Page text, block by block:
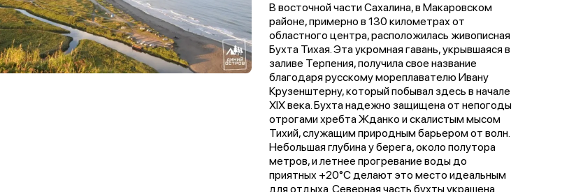
В восточной части Сахалина, в Макаровском
районе, примерно в 130 километрах от
областного центра, расположилась живописная
Бухта Тихая. Эта укромная гавань, укрывшаяся в
заливе Терпения, получила свое название
благодаря русскому мореплавателю Ивану
Крузенштерну, который побывал здесь в начале
XIX века. Бухта надежно защищена от непогоды
отрогами хребта Жданко и скалистым мысом
Тихий, служащим природным барьером от волн.
Небольшая глубина у берега, около полутора
метров, и летнее прогревание воды до
приятных +20°C делают это место идеальным
для отдыха. Северная часть бухты украшена